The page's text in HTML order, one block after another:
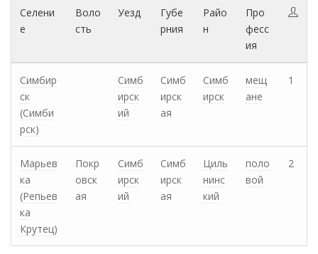
Селени
е
Воло
сть
Уезд
Губе
рния
Райо
н
Про
фесс
ия
Симбир
ск
(Симби
рск)
Симб
ирск
ий
Симб
ирск
ая
Симб
ирск
мещ
ане
1
Марьев
ка
(Репьев
ка
Крутец)
Покр
овск
ая
Симб
ирск
ий
Симб
ирск
ая
Циль
нинс
кий
поло
вой
2